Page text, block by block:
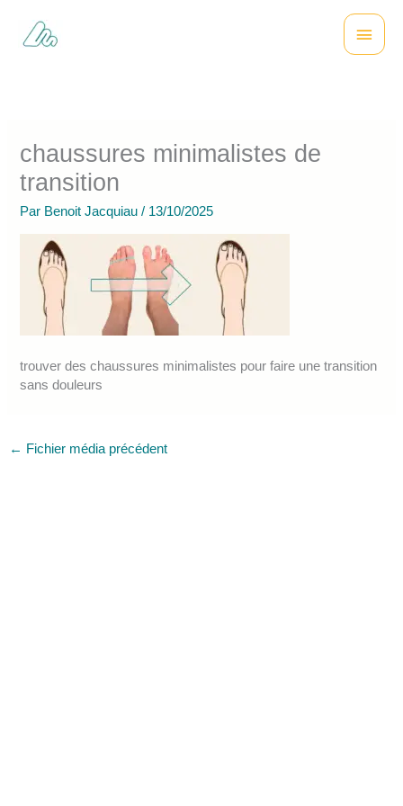
contenu
Menu
chaussures minimalistes de
transition
Par Benoit Jacquiau/ 13/10/2025
trouver des chaussures minimalistes pour faire une transition
sans douleurs
← Fichier média précédent